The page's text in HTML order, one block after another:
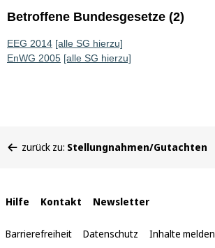
Betroffene Bundesgesetze (2)
EEG 2014 [alle SG hierzu]
EnWG 2005 [alle SG hierzu]
befinden
zurück zu: Stellungnahmen/Gutachten
Interne
Links
Hilfe Kontakt Newsletter
Barrierefreiheit Datenschutz Inhalte melden